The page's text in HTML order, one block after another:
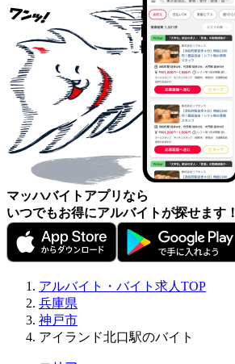
マッハバイトアプリなら
いつでもお得にアルバイトが探せます！
アルバイト・バイト求人TOP
兵庫県
神戸市
アイランド北口駅のバイト